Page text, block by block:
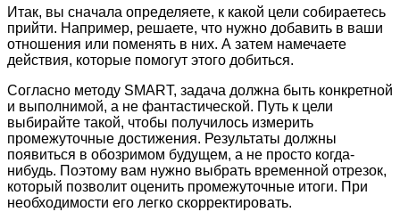
Итак, вы сначала определяете, к какой цели собираетесь
прийти. Например, решаете, что нужно добавить в ваши
отношения или поменять в них. А затем намечаете
действия, которые помогут этого добиться.
Согласно методу SMART, задача должна быть конкретной
и выполнимой, а не фантастической. Путь к цели
выбирайте такой, чтобы получилось измерить
промежуточные достижения. Результаты должны
появиться в обозримом будущем, а не просто когда-
нибудь. Поэтому вам нужно выбрать временной отрезок,
который позволит оценить промежуточные итоги. При
необходимости его легко скорректировать.